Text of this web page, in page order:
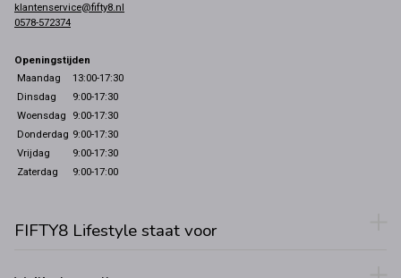
klantenservice@fifty8.nl
0578-572374
Openingstijden
Maandag
13:00-17:30
Dinsdag
9:00-17:30
Woensdag
9:00-17:30
Donderdag 9:00-17:30
Vrijdag
9:00-17:30
Zaterdag
9:00-17:00
FIFTY8 Lifestyle staat voor